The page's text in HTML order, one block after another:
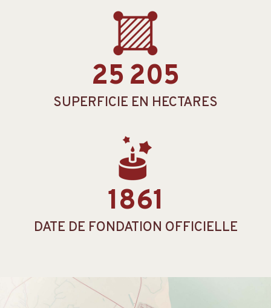
25 205
SUPERFICIE EN HECTARES
1861
DATE DE FONDATION OFFICIELLE